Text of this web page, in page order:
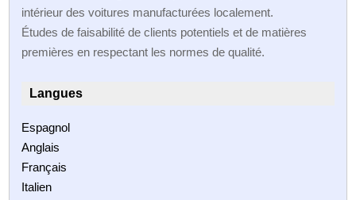
intérieur des voitures manufacturées localement.
Études de faisabilité de clients potentiels et de matières
premières en respectant les normes de qualité.
Langues
Espagnol
Anglais
Français
Italien